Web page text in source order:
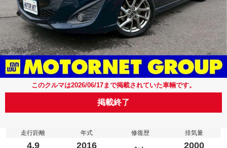
このクルマは2026/06/17まで掲載されていた車輛です。
掲載終了
走行距離
4.9
年式
2016
修復歴 排気量
2000